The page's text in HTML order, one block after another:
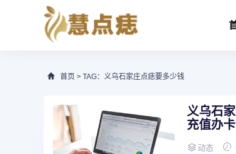
首页 > TAG：义乌石家庄点痣要多少钱
义乌石
充值办卡
动态